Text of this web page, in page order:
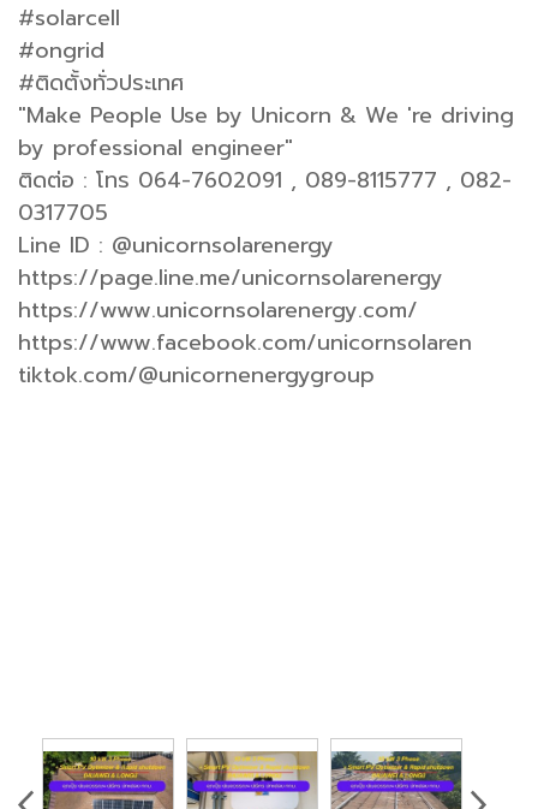
#solarcell
#ongrid
#ติดตั้งทั่วประเทศ
"Make People Use by Unicorn & We 're driving
by professional engineer"
ติดต่อ : โทร 064-7602091 , 089-8115777 , 082-
0317705
Line ID : @unicornsolarenergy
https://page.line.me/unicornsolarenergy
https://www.unicornsolarenergy.com/
https://www.facebook.com/unicornsolaren
tiktok.com/@unicornenergygroup